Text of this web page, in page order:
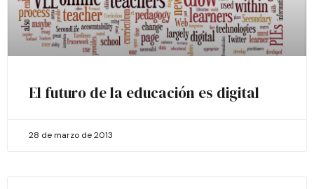
El futuro de la educación es digital
28 de marzo de 2013